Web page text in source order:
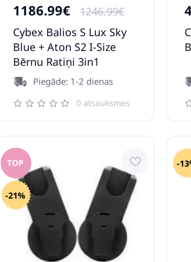
1186.99€
1246.99€
Cybex Balios S Lux Sky
Blue + Aton S2 I-Size
Bērnu Ratiņi 3in1
Piegāde: 1-2 dienas
0 atsauksmes
TOP
-21%
-